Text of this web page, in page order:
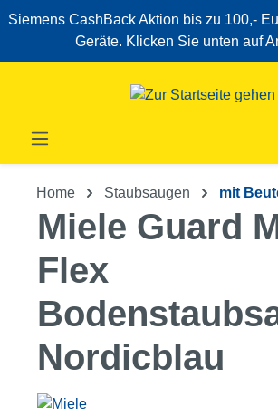
Zum Hauptinhalt springen
Siemens CashBack Aktion bis zu 100,-
Geräte. Klicken Sie unten auf
Home Staubsaugen mit
Miele Guard
Flex
Nordicblau